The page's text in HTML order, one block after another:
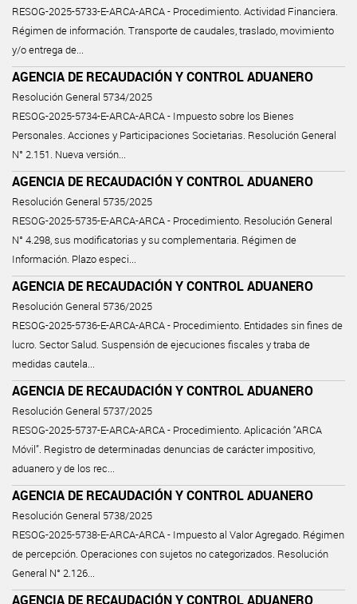
RESOG-2025-5733-E-ARCA-ARCA - Procedimiento. Actividad Financiera.
Régimen de información. Transporte de caudales, traslado, movimiento
y/o entrega de...
AGENCIA DE RECAUDACIÓN Y CONTROL ADUANERO
Resolución General 5734/2025
RESOG-2025-5734-E-ARCA-ARCA - Impuesto sobre los Bienes
Personales. Acciones y Participaciones Societarias. Resolución General
N° 2.151. Nueva versión...
AGENCIA DE RECAUDACIÓN Y CONTROL ADUANERO
Resolución General 5735/2025
RESOG-2025-5735-E-ARCA-ARCA - Procedimiento. Resolución General
N° 4.298, sus modificatorias y su complementaria. Régimen de
Información. Plazo especi...
AGENCIA DE RECAUDACIÓN Y CONTROL ADUANERO
Resolución General 5736/2025
RESOG-2025-5736-E-ARCA-ARCA - Procedimiento. Entidades sin fines de
lucro. Sector Salud. Suspensión de ejecuciones fiscales y traba de
medidas cautela...
AGENCIA DE RECAUDACIÓN Y CONTROL ADUANERO
Resolución General 5737/2025
RESOG-2025-5737-E-ARCA-ARCA - Procedimiento. Aplicación “ARCA
Móvil”. Registro de determinadas denuncias de carácter impositivo,
aduanero y de los rec...
AGENCIA DE RECAUDACIÓN Y CONTROL ADUANERO
Resolución General 5738/2025
RESOG-2025-5738-E-ARCA-ARCA - Impuesto al Valor Agregado. Régimen
de percepción. Operaciones con sujetos no categorizados. Resolución
General N° 2.126...
AGENCIA DE RECAUDACIÓN Y CONTROL ADUANERO